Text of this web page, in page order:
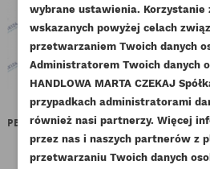
DODAJ DO LISTY
add_circle_outline
NAZWA LISTY ŻYCZEŃ
Anuluj
Musisz być zalogowany by
swojej liście życzeń.
PERKINS TULEJKA KORBOWODU
28MM KMP
Indeks198517265-KMP
wybrane ustawienia. Korzystanie
wskazanych powyżej celach
przetwarzaniem Twoich danych
Administratorem Twoich danych
HANDLOWA MARTA CZEKAJ
przypadkach administratorami
również nasi partnerzy. Więcej
przez nas i naszych partnerów z
przetwarzaniu Twoich danych